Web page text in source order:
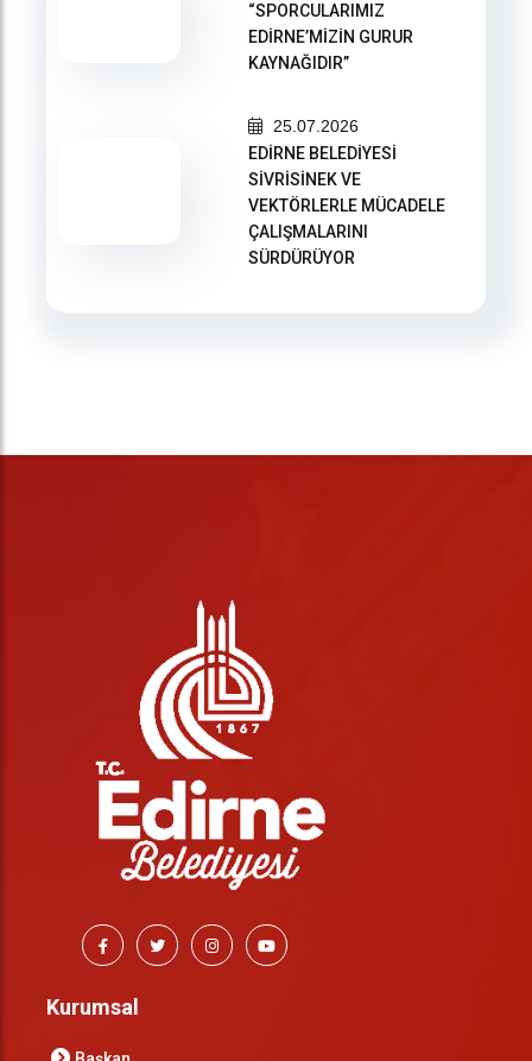
“SPORCULARIMIZ
EDİRNE’MİZİN GURUR
KAYNAĞIDIR”
25.07.2026
EDİRNE BELEDİYESİ
SİVRİSİNEK VE
VEKTÖRLERLE MÜCADELE
ÇALIŞMALARINI
SÜRDÜRÜYOR
Kurumsal